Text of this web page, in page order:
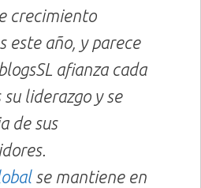
crecimiento
este año, y parece
afianza cada
su liderazgo y se
de sus
se mantiene en